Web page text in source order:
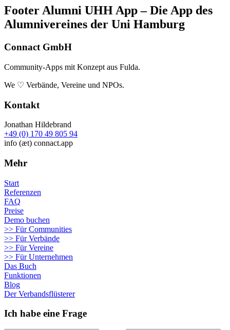
Footer Alumni UHH App – Die App des
Alumnivereines der Uni Hamburg
Connact GmbH
Community-Apps mit Konzept aus Fulda.
We ♡ Verbände, Vereine und NPOs.
Kontakt
Jonathan Hildebrand
+49 (0) 170 49 805 94
info (æt) connact.app
Mehr
Start
Referenzen
FAQ
Preise
Demo buchen
>> Für Communities
>> Für Verbände
>> Für Vereine
>> Für Unternehmen
Das Buch
Funktionen
Blog
Der Verbandsflüsterer
Ich habe eine Frage